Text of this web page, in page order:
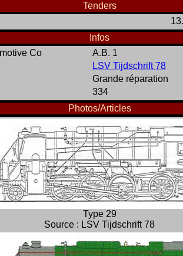
Tenders
Infos
Co
A.B. 1
LSV Tijdschrift 78
Grande réparation
334
Photos/Articles
Type 29
Source : LSV Tijdschrift 78